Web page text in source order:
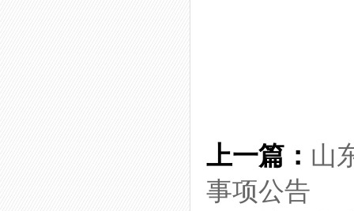
上一篇： 山
事项公告